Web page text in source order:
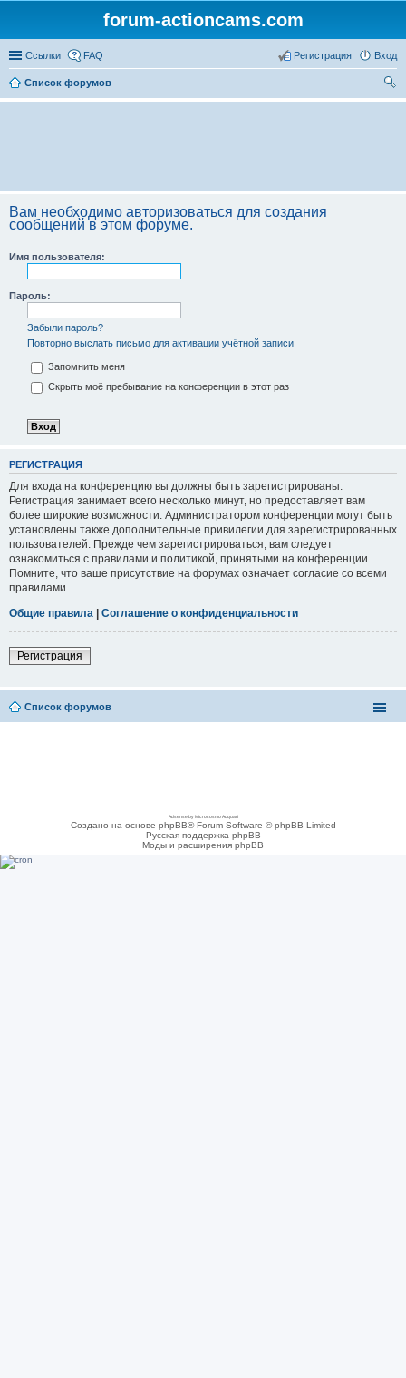
forum-actioncams.com
Ссылки FAQ Вход
Регистрация
Список форумов
ои
Вам необходимо авторизоваться для создания
сообщений в этом форуме.
Имя пользователя:
Пароль:
Забыли пароль?
Повторно выслать письмо для активации учётной записи
Запомнить меня
Скрыть моё пребывание на конференции в этот раз
РЕГИСТРАЦИЯ
Для входа на конференцию вы должны быть зарегистрированы.
Регистрация занимает всего несколько минут, но предоставляет вам
более широкие возможности. Администратором конференции могут быть
установлены также дополнительные привилегии для зарегистрированных
пользователей. Прежде чем зарегистрироваться, вам следует
ознакомиться с правилами и политикой, принятыми на конференции.
Помните, что ваше присутствие на форумах означает согласие со всеми
правилами.
Общие правила | Соглашение о конфиденциальности
Регистрация
Список форумов
Adsense by Microcosmo Acquari
Создано на основе phpBB® Forum Software © phpBB Limited
Русская поддержка phpBB
Моды и расширения phpBB